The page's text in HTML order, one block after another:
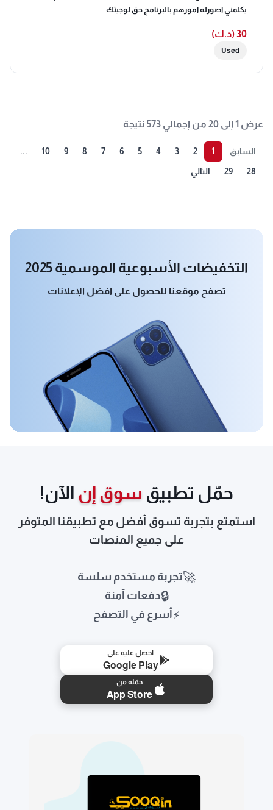
يكلمني اصورله امورهم بالبرنامج حق لوجيتك
30 (د.ك)
Used
عرض 1 إلى 20 من إجمالي 573 نتيجة
السابق 1
2
3
4
5
6
7
8
9
10
...
28
29 التالي
التخفيضات الأسبوعية الموسمية 2025
تصفح موقعنا للحصول على افضل الإعلانات
حمّل تطبيق سوق إن الآن!
استمتع بتجربة تسوق أفضل مع تطبيقنا المتوفر
على جميع المنصات
🚀تجربة مستخدم سلسة
🔒دفعات آمنة
⚡أسرع في التصفح
احصل عليه على
Google Play
حمّله من
App Store
📱